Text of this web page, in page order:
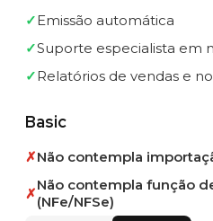
✓Emissão automática
✓Suporte especialista em
✓Relatórios de vendas e
Basic
✗Não contempla
✗Não contempla função
(NFe/NFSe)